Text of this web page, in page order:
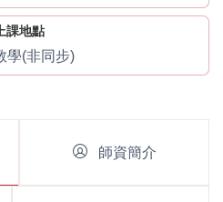
課地點
學(非同步)
師資簡介